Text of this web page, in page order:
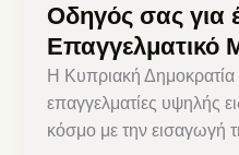
Οδηγός σας για
Επαγγελματικό
Η Κυπριακή Δημοκρατία
επαγγελματίες υψηλής
κόσμο με την εισαγωγή